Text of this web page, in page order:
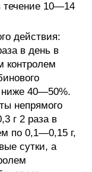
10—14
действия:
в день в
контролем
ниже 40—50%.
непрямого
г 2 раза в
по 0,1—0,15 г,
сутки, а